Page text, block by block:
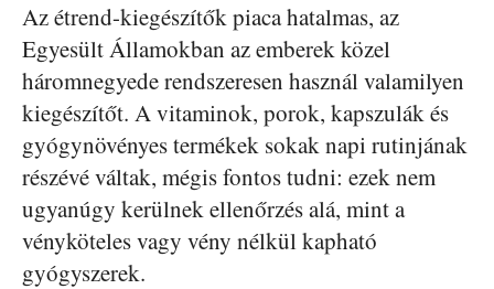
Az étrend-kiegészítők piaca hatalmas, az
Egyesült Államokban az emberek közel
háromnegyede rendszeresen használ valamilyen
kiegészítőt. A vitaminok, porok, kapszulák és
gyógynövényes termékek sokak napi rutinjának
részévé váltak, mégis fontos tudni: ezek nem
ugyanúgy kerülnek ellenőrzés alá, mint a
vényköteles vagy vény nélkül kapható
gyógyszerek.